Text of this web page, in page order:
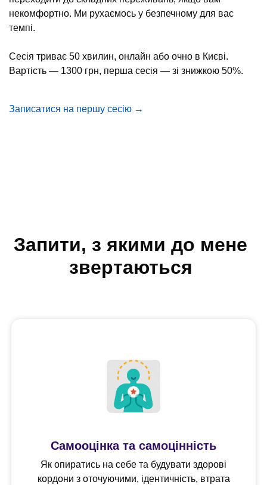
некомфортно. Ми рухаємось у безпечному для вас
темпі.
Сесія триває 50 хвилин, онлайн або очно в Києві.
Вартість — 1300 грн, перша сесія — зі знижкою 50%.
Записатися на першу сесію →
Запити, з якими до мене
звертаються
Cамооцінка та самоцінність
Як опиратись на себе та будувати здорові
кордони з оточуючими, ідентичність, втрата